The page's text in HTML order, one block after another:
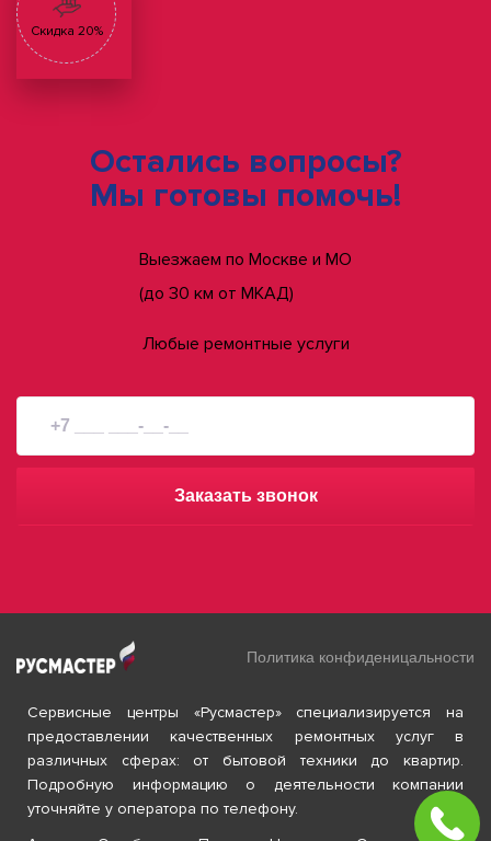
Скидка 20%
Остались вопросы?
Мы готовы помочь!
Выезжаем по Москве и МО
(до 30 км от МКАД)
Любые ремонтные услуги
Заказать звонок
Политика конфиденицальности
Сервисные центры «Русмастер» специализируется на
предоставлении качественных ремонтных услуг в
различных сферах: от бытовой техники до квартир.
Подробную информацию о деятельности компании
уточняйте у оператора по телефону.